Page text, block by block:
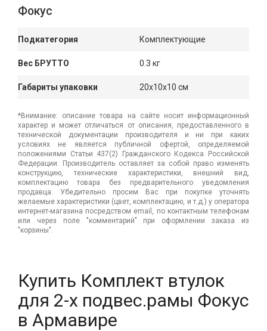
Фокус
Подкатегория Комплектующие
Вес БРУТТО 0.3 кг
Габариты упаковки 20x10x10 см
*Внимание: описание товара на сайте носит информационный
характер и может отличаться от описания, предоставленного в
технической документации производителя и ни при каких
условиях не является публичной офертой, определяемой
положениями Статьи 437(2) Гражданского Кодекса Российской
Федерации. Производитель оставляет за собой право изменять
конструкцию, технические характеристики, внешний вид,
комплектацию товара без предварительного уведомления
продавца. Убедительно просим Вас при покупке уточнять
желаемые характеристики (цвет, комплектацию, и т.д.) у оператора
интернет-магазина посредством email, по контактным телефонам
или через поле "комментарий" при оформлении заказа из
"корзины".
Купить Комплект втулок
для 2-х подвес.рамы Фокус
в Армавире